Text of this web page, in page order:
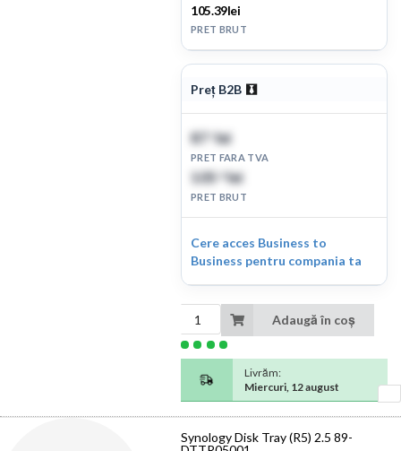
105.39lei
PRET BRUT
Preț B2B
87 lei
PRET FARA TVA
105 lei
PRET BRUT
Cere acces Business to
Business pentru compania ta
Adaugă în coș
Livrăm:
Miercuri, 12 august
Synology Disk Tray (R5) 2.5 89-